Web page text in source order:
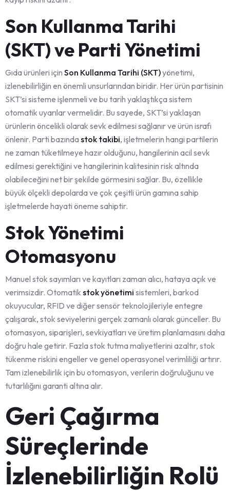
Son Kullanma Tarihi
(SKT) ve Parti Yönetimi
Gıda ürünleri için Son Kullanma Tarihi (SKT)yönetimi,
izlenebilirliğin en önemli unsurlarından biridir. Her ürün partisinin
SKT’si sisteme işlenmeli ve bu tarih yaklaştıkça sistem
otomatik uyarılar vermelidir. Bu sayede, SKT’si yaklaşan
ürünlerin öncelikli olarak sevk edilmesi sağlanır ve ürün israfı
önlenir. Parti bazındastok takibi, işletmelerin hangi partilerin
ne zaman tüketilmeye hazır olduğunu, hangilerinin acil sevk
edilmesi gerektiğini ve hangilerinin kalitesinin risk altında
olabileceğini net bir şekilde görmesini sağlar. Bu, özellikle
büyük ölçekli depolarda ve çok çeşitli ürün gamına sahip
işletmelerde hayati öneme sahiptir.
Stok Yönetimi
Otomasyonu
Manuel stok sayımları ve kayıtları zaman alıcı, hataya açık ve
verimsizdir. Otomatik stok yönetimi sistemleri, barkod
okuyucular, RFID ve diğer sensör teknolojileriyle entegre
çalışarak, stok seviyelerini gerçek zamanlı olarak günceller. Bu
otomasyon, siparişleri, sevkiyatları ve üretim planlamasını daha
doğru hale getirir. Fazla stok tutma maliyetlerini azaltır, stok
tükenme riskini engeller ve genel operasyonel verimliliği artırır.
Tam izlenebilirlik için bu otomasyon, verilerin doğruluğunu ve
tutarlılığını garanti altına alır.
Geri Çağırma
Süreçlerinde
İzlenebilirliğin Rolü